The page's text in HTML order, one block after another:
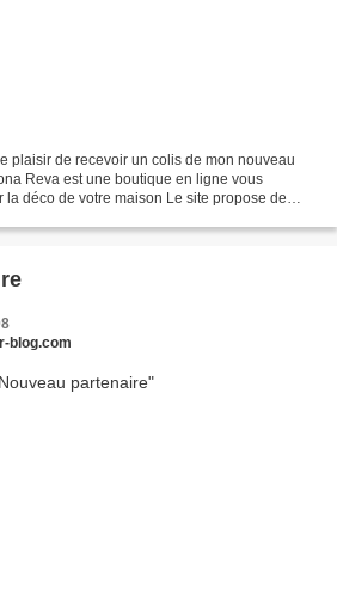
plaisir de recevoir un colis de mon nouveau
Reva est une boutique en ligne vous
déco de votre maison Le site propose de
blog.com